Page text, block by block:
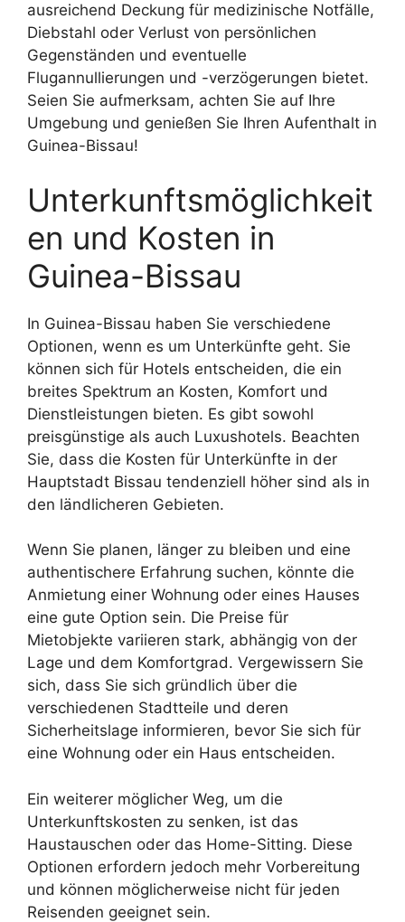
ausreichend Deckung für medizinische Notfälle,
Diebstahl oder Verlust von persönlichen
Gegenständen und eventuelle
Flugannullierungen und -verzögerungen bietet.
Seien Sie aufmerksam, achten Sie auf Ihre
Umgebung und genießen Sie Ihren Aufenthalt in
Guinea-Bissau!
Unterkunftsmöglichkeit
en und Kosten in
Guinea-Bissau
In Guinea-Bissau haben Sie verschiedene
Optionen, wenn es um Unterkünfte geht. Sie
können sich für Hotels entscheiden, die ein
breites Spektrum an Kosten, Komfort und
Dienstleistungen bieten. Es gibt sowohl
preisgünstige als auch Luxushotels. Beachten
Sie, dass die Kosten für Unterkünfte in der
Hauptstadt Bissau tendenziell höher sind als in
den ländlicheren Gebieten.
Wenn Sie planen, länger zu bleiben und eine
authentischere Erfahrung suchen, könnte die
Anmietung einer Wohnung oder eines Hauses
eine gute Option sein. Die Preise für
Mietobjekte variieren stark, abhängig von der
Lage und dem Komfortgrad. Vergewissern Sie
sich, dass Sie sich gründlich über die
verschiedenen Stadtteile und deren
Sicherheitslage informieren, bevor Sie sich für
eine Wohnung oder ein Haus entscheiden.
Ein weiterer möglicher Weg, um die
Unterkunftskosten zu senken, ist das
Haustauschen oder das Home-Sitting. Diese
Optionen erfordern jedoch mehr Vorbereitung
und können möglicherweise nicht für jeden
Reisenden geeignet sein.